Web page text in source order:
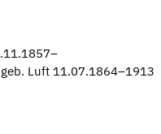
Luft 11.07.1864–1913